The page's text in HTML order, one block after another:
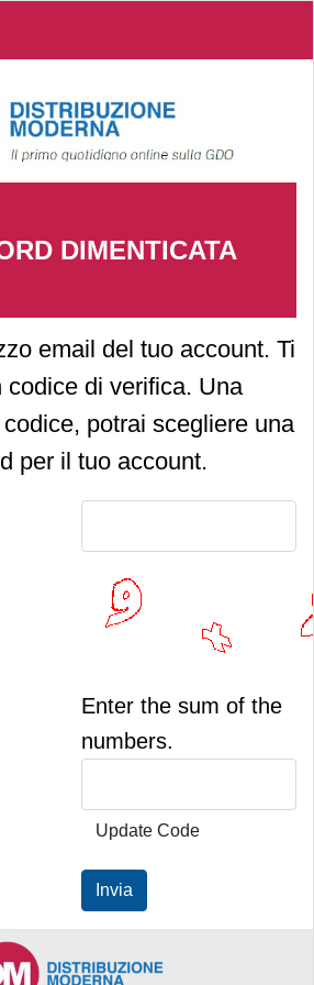
DIMENTICATA
email del tuo account. Ti
codice di verifica. Una
potrai scegliere una
per il tuo account.
Enter the sum of the
numbers.
Update Code
Invia